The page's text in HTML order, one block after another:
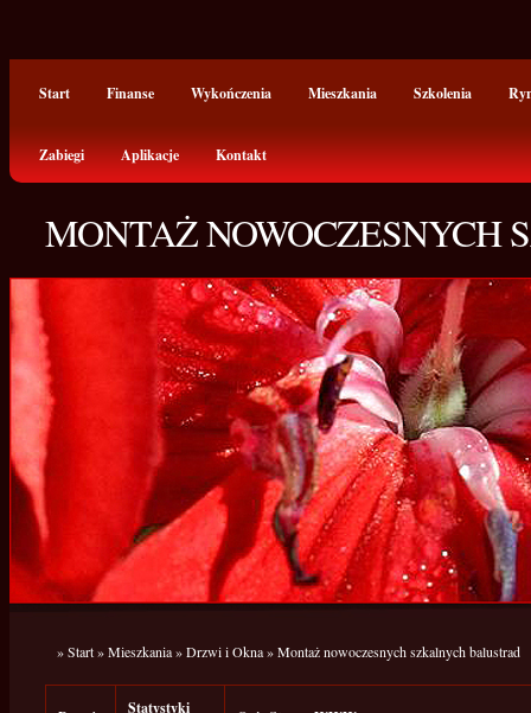
Start Finanse Wykończenia Mieszkania Szkolenia
Zabiegi Aplikacje Kontakt
MONTAŻ NOWOCZESNYCH
»Start»Mieszkania»Drzwi i Okna»Montaż nowoczesnych szkalnych balustrad
Statystyki